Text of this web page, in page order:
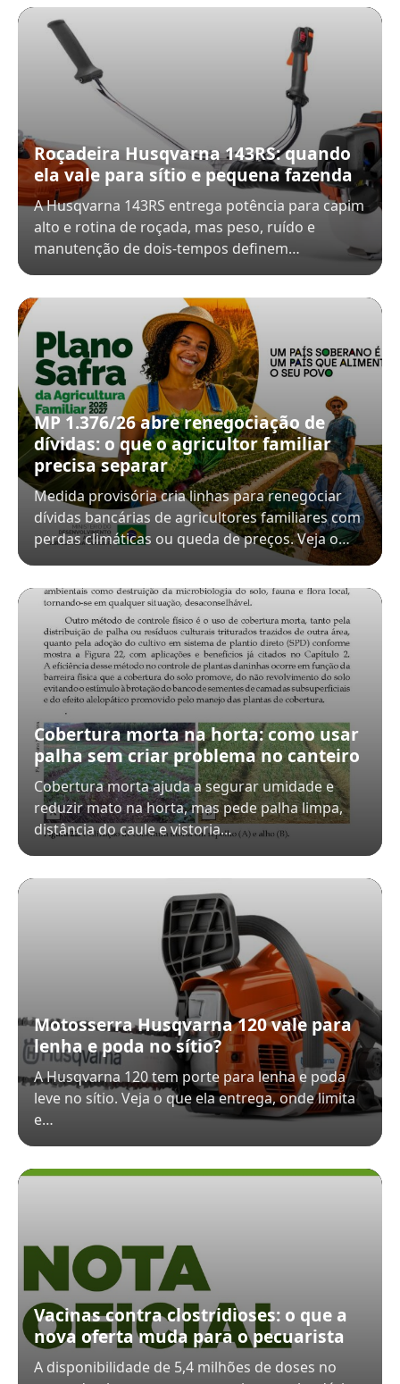
Roçadeira Husqvarna 143RS: quando
ela vale para sítio e pequena fazenda
A Husqvarna 143RS entrega potência para capim
alto e rotina de roçada, mas peso, ruído e
manutenção de dois-tempos definem…
MP 1.376/26 abre renegociação de
dívidas: o que o agricultor familiar
precisa separar
Medida provisória cria linhas para renegociar
dívidas bancárias de agricultores familiares com
perdas climáticas ou queda de preços. Veja o…
Cobertura morta na horta: como usar
palha sem criar problema no canteiro
Cobertura morta ajuda a segurar umidade e
reduzir mato na horta, mas pede palha limpa,
distância do caule e vistoria…
Motosserra Husqvarna 120 vale para
lenha e poda no sítio?
A Husqvarna 120 tem porte para lenha e poda
leve no sítio. Veja o que ela entrega, onde limita
e…
Vacinas contra clostridioses: o que a
nova oferta muda para o pecuarista
A disponibilidade de 5,4 milhões de doses no